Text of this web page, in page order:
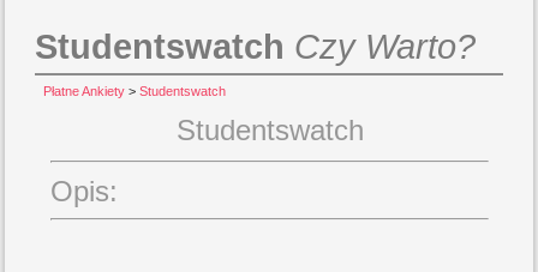
Studentswatch Czy Warto?
Płatne Ankiety >Studentswatch
Studentswatch
Opis: